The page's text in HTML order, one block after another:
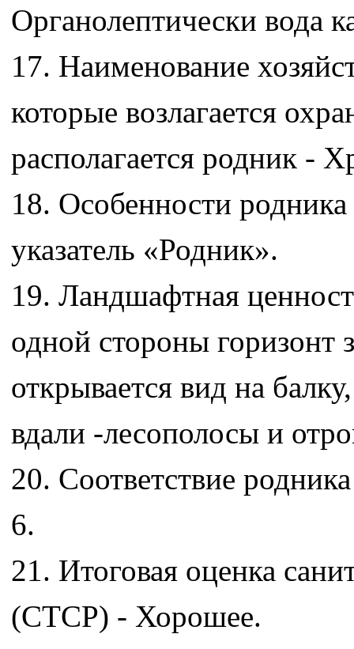
Органолептически вода
17. Наименование
которые возлагается
располагается родник -
18. Особенности
указатель «Родник».
19. Ландшафтная
одной стороны горизонт
открывается вид на
вдали -лесополосы и
20. Соответствие
6.
21. Итоговая оценка
(СТСР) - Хорошее.